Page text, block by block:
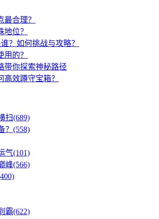
合理？
位？
？如何挑战与攻略？
的？
带你探索神秘路径
效蹲守宝箱？
扫(689)
？(558)
气(101)
峰(566)
霸(622)